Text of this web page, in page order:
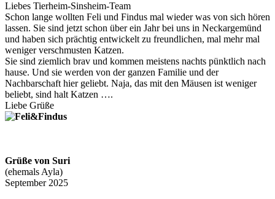
Liebes Tierheim-Sinsheim-Team
Schon lange wollten Feli und Findus mal wieder was von sich hören
lassen. Sie sind jetzt schon über ein Jahr bei uns in Neckargemünd
und haben sich prächtig entwickelt zu freundlichen, mal mehr mal
weniger verschmusten Katzen.
Sie sind ziemlich brav und kommen meistens nachts pünktlich nach
hause. Und sie werden von der ganzen Familie und der
Nachbarschaft hier geliebt. Naja, das mit den Mäusen ist weniger
beliebt, sind halt Katzen ….
Liebe Grüße
Grüße von Suri
(ehemals Ayla)
September 2025